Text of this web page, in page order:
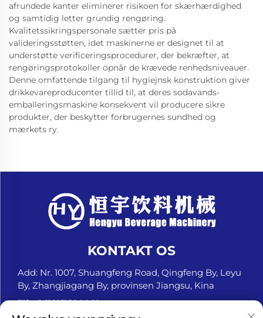
afrundede kanter eliminerer risikoen for skærhærdighed
og samtidig letter grundig rengøring.
Kvalitetssikringspersonale sætter pris på
valideringsstøtten, idet maskinerne er designet til at
understøtte verificeringsprocedurer, der bekræfter, at
rengøringsprotokoller opnår de krævede renhedsniveauer.
Denne omfattende tilgang til hygiejnsk konstruktion giver
drikkevareproducenter tillid til, at deres sodavands-
emballeringsmaskine konsekvent vil producere sikre
produkter, der beskytter forbrugernes sundhed og
mærkets ry.
KONTAKT OS
Add: Nr. 1007, Shuangfeng Road, Qingfeng By, Leyu
By, Zhangjiagang By, provinsen Jiangsu, Kina
Tlf.:+8618151580069